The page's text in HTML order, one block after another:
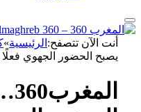
أنت الآن تتصفح: الرئيسية»
يصبح الحضور الجهوي فعلًا